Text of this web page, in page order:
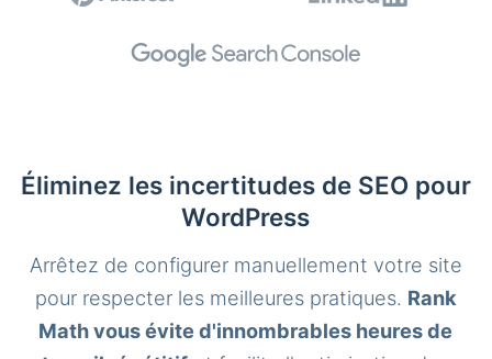
Éliminez les incertitudes de SEO pour
WordPress
Arrêtez de configurer manuellement votre site
pour respecter les meilleures pratiques. Rank
Math vous évite d'innombrables heures de